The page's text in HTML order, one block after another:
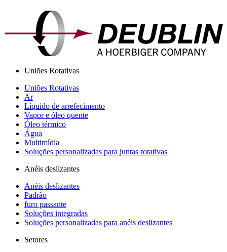
Uniões Rotativas
Uniões Rotativas
Ar
Líquido de arrefecimento
Vapor e óleo quente
Óleo térmico
Água
Multimídia
Soluções personalizadas para juntas rotativas
Anéis deslizantes
Anéis deslizantes
Padrão
furo passante
Soluções integradas
Soluções personalizadas para anéis deslizantes
Setores